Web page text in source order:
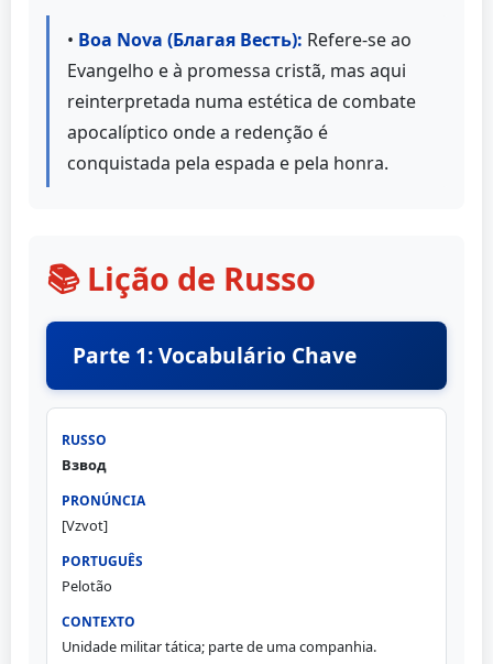
• Boa Nova (Благая Весть): Refere-se ao
Evangelho e à promessa cristã, mas aqui
reinterpretada numa estética de combate
apocalíptico onde a redenção é
conquistada pela espada e pela honra.
📚 Lição de Russo
Parte 1: Vocabulário Chave
Взвод
[Vzvot]
Pelotão
Unidade militar tática; parte de uma companhia.